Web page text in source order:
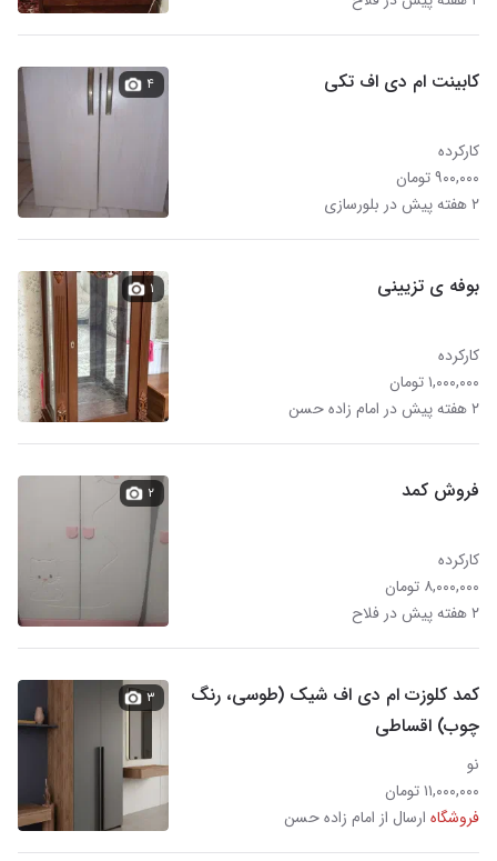
کابینت ام دی اف تکی
کارکرده
۹۰۰,۰۰۰ تومان
۲ هفته پیش در بلورسازی
۴
بوفه ی تزیینی
کارکرده
۱,۰۰۰,۰۰۰ تومان
۲ هفته پیش در امام زاده حسن
۱
فروش کمد
کارکرده
۸,۰۰۰,۰۰۰ تومان
۲ هفته پیش در فلاح
۲
کمد کلوزت ام دی اف شیک (طوسی، رنگ
چوب) اقساطی
نو
۱۱,۰۰۰,۰۰۰ تومان
فروشگاه ارسال از امام زاده حسن
۳